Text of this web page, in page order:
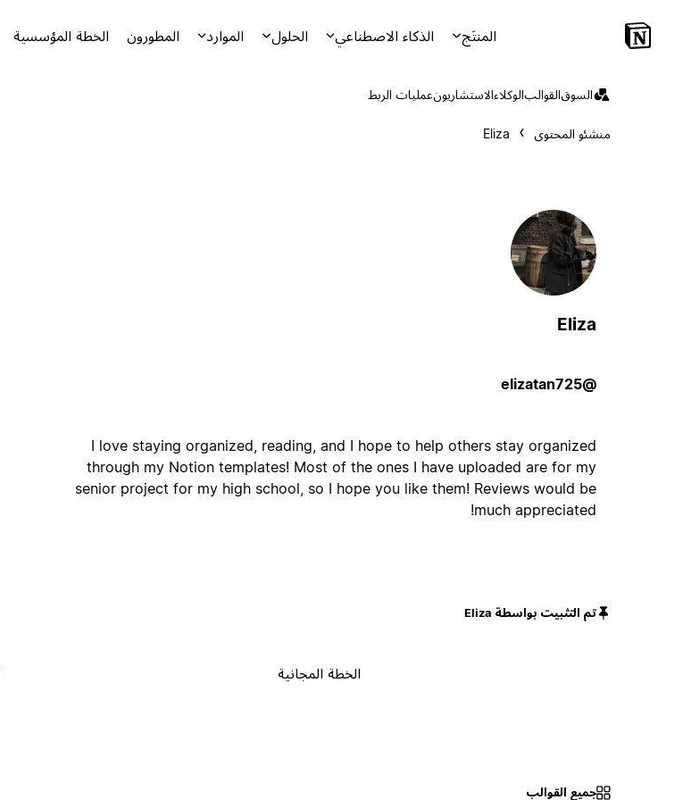
المنتَج الذكاء الاصطناعي الحلول الموارد المطورون الخطة المؤسسية
السوقالقوالبالوكلاءالاستشاريونعمليات الربط
منشئو المحتوى Eliza
Eliza
@elizatan725
I love staying organized, reading, and I hope to help others stay organized
through my Notion templates! Most of the ones I have uploaded are for my
senior project for my high school, so I hope you like them! Reviews would be
much appreciated!
تم التثبيت بواسطة Eliza
الخطة المجانية
جميع القوالب